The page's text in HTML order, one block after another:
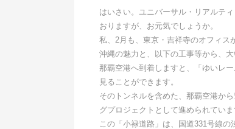
はいさい。ユニバーサル・リアルテ
おりますが、お元気でしょうか。
私、2月も、東京・吉祥寺のオフィ
沖縄の魅力と、以下の工事等から、
那覇空港へ到着しますと、「ゆいレ
見ることができます。
そのトンネルを含めた、那覇空港か
グプロジェクトとして進められていま
この「小禄道路」は、国道331号線